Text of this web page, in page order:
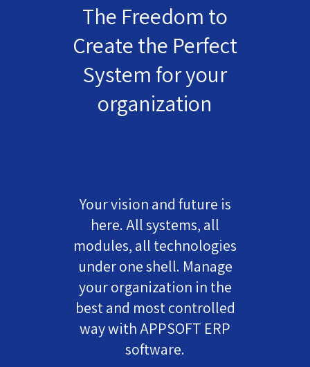
The Freedom to
Create the Perfect
System for your
organization
Your vision and future is
here. All systems, all
modules, all technologies
under one shell. Manage
your organization in the
best and most controlled
way with APPSOFT ERP
software.